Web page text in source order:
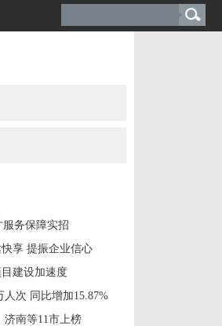
务保障实招
享 提振企业信心
建设加速度
人次 同比增加15.87%
济南等11市上榜